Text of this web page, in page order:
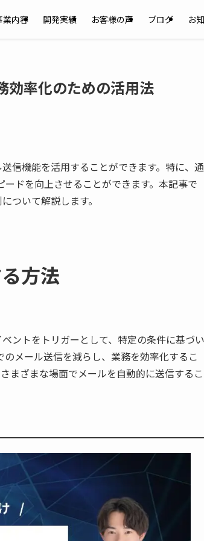
業内容 開発実績 お客様の声 ブログ お
率化のための活用法
信機能を活用することができます。特に、通
ドを向上させることができます。本記事で
ついて解説します。
方法
ントをトリガーとして、特定の条件に基づい
メール送信を減らし、業務を効率化するこ
まざまな場面でメールを自動的に送信するこ